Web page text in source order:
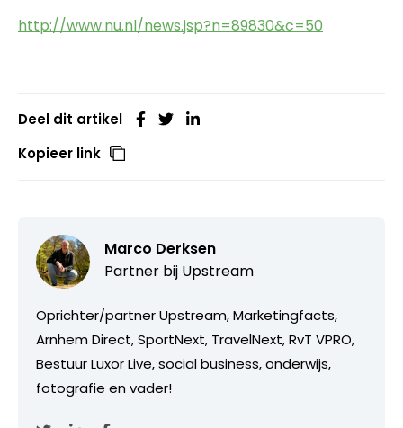
http://www.nu.nl/news.jsp?n=89830&c=50
Deel dit artikel
Kopieer link
Marco Derksen
Partner bij Upstream
Oprichter/partner Upstream, Marketingfacts,
Arnhem Direct, SportNext, TravelNext, RvT VPRO,
Bestuur Luxor Live, social business, onderwijs,
fotografie en vader!